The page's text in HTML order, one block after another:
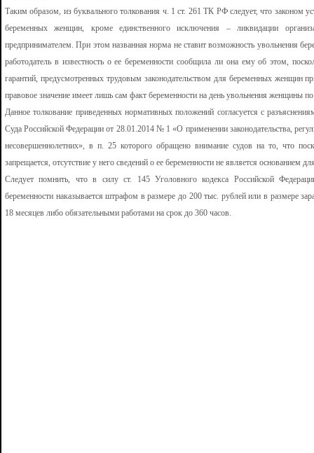
Таким образом, из буквального толкования ч. 1 ст. 261 ТК РФ следует, что законом
беременных женщин, кроме единственного исключения – ликвидации
предпринимателем. При этом названная норма не ставит возможность увольнения
работодатель в известность о ее беременности сообщила ли она ему об этом,
гарантий, предусмотренных трудовым законодательством для беременных женщин
правовое значение имеет лишь сам факт беременности на день увольнения женщины по
Данное толкование приведенных нормативных положений согласуется с
Суда Российской Федерации от 28.01.2014 № 1 «О применении законодательства,
несовершеннолетних», в п. 25 которого обращено внимание судов на то, что
запрещается, отсутствие у него сведений о ее беременности не является основанием
Следует помнить, что в силу ст. 145 Уголовного кодекса Российской
беременности наказывается штрафом в размере до 200 тыс. рублей или в размере
18 месяцев либо обязательными работами на срок до 360 часов.